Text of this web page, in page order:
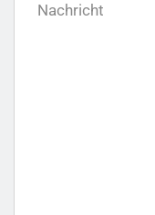
Nachricht